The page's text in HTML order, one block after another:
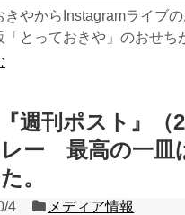
やからInstagramライブ
「とっておきや」のおせち
週刊ポスト』（
ー 最高の一皿
。
4
メディア情報